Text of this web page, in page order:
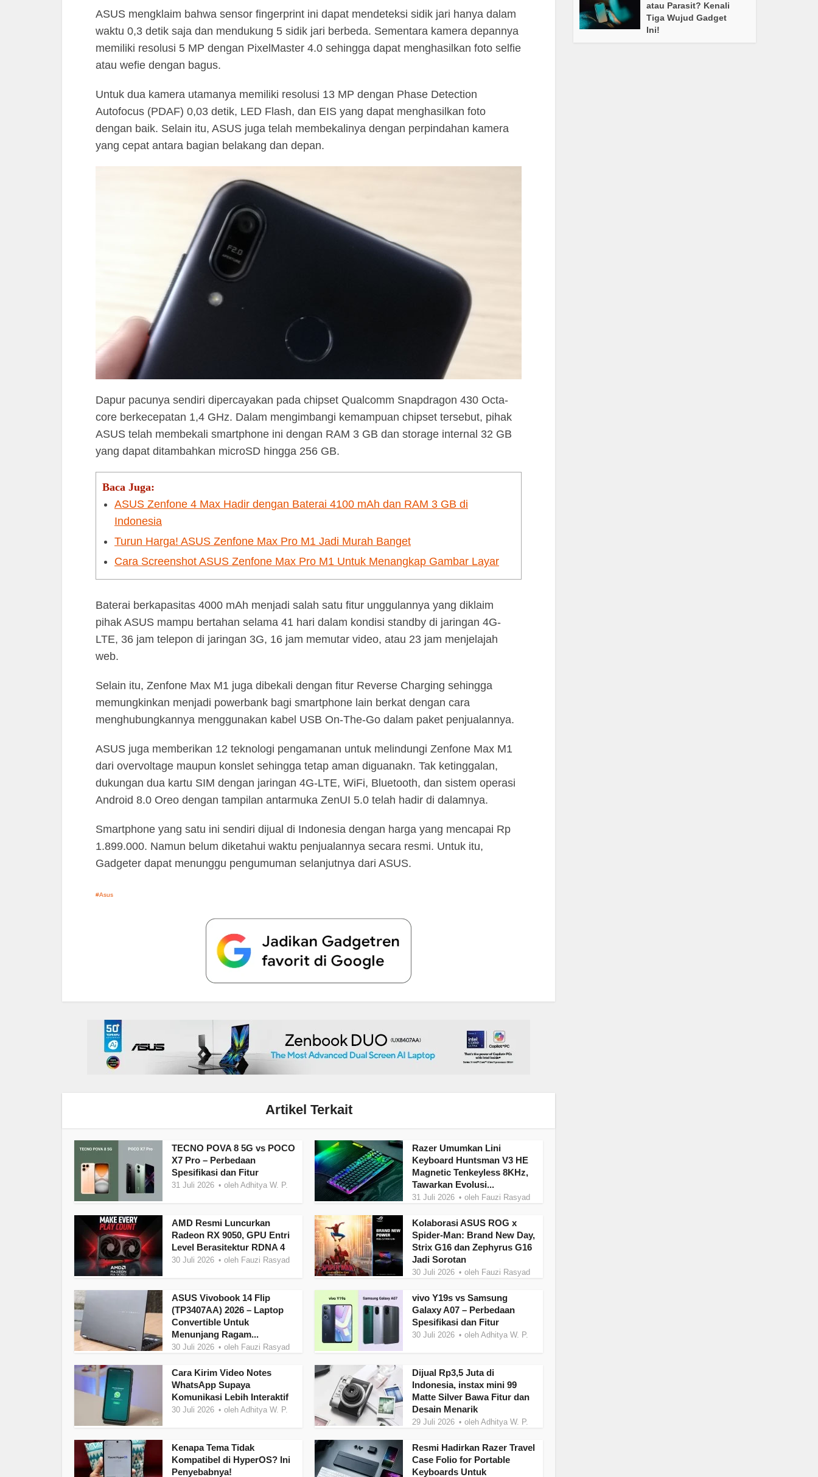
ASUS mengklaim bahwa sensor fingerprint ini dapat mendeteksi sidik jari hanya dalam
waktu 0,3 detik saja dan mendukung 5 sidik jari berbeda. Sementara kamera depannya
memiliki resolusi 5 MP dengan PixelMaster 4.0 sehingga dapat menghasilkan foto selfie
atau wefie dengan bagus.
Untuk dua kamera utamanya memiliki resolusi 13 MP dengan Phase Detection
Autofocus (PDAF) 0,03 detik, LED Flash, dan EIS yang dapat menghasilkan foto
dengan baik. Selain itu, ASUS juga telah membekalinya dengan perpindahan kamera
yang cepat antara bagian belakang dan depan.
Dapur pacunya sendiri dipercayakan pada chipset Qualcomm Snapdragon 430 Octa-
core berkecepatan 1,4 GHz. Dalam mengimbangi kemampuan chipset tersebut, pihak
ASUS telah membekali smartphone ini dengan RAM 3 GB dan storage internal 32 GB
yang dapat ditambahkan microSD hingga 256 GB.
Baca Juga:
ASUS Zenfone 4 Max Hadir dengan Baterai 4100 mAh dan RAM 3 GB di
Indonesia
Turun Harga! ASUS Zenfone Max Pro M1 Jadi Murah Banget
Cara Screenshot ASUS Zenfone Max Pro M1 Untuk Menangkap Gambar Layar
Baterai berkapasitas 4000 mAh menjadi salah satu fitur unggulannya yang diklaim
pihak ASUS mampu bertahan selama 41 hari dalam kondisi standby di jaringan 4G-
LTE, 36 jam telepon di jaringan 3G, 16 jam memutar video, atau 23 jam menjelajah
web.
Selain itu, Zenfone Max M1 juga dibekali dengan fitur Reverse Charging sehingga
memungkinkan menjadi powerbank bagi smartphone lain berkat dengan cara
menghubungkannya menggunakan kabel USB On-The-Go dalam paket penjualannya.
ASUS juga memberikan 12 teknologi pengamanan untuk melindungi Zenfone Max M1
dari overvoltage maupun konslet sehingga tetap aman diguanakn. Tak ketinggalan,
dukungan dua kartu SIM dengan jaringan 4G-LTE, WiFi, Bluetooth, dan sistem operasi
Android 8.0 Oreo dengan tampilan antarmuka ZenUI 5.0 telah hadir di dalamnya.
Smartphone yang satu ini sendiri dijual di Indonesia dengan harga yang mencapai Rp
1.899.000. Namun belum diketahui waktu penjualannya secara resmi. Untuk itu,
Gadgeter dapat menunggu pengumuman selanjutnya dari ASUS.
Asus
Artikel Terkait
TECNO POVA 8 5G vs POCO
X7 Pro – Perbedaan
Spesifikasi dan Fitur
31 Juli 2026 oleh Adhitya W. P.
Razer Umumkan Lini
Keyboard Huntsman V3 HE
Magnetic Tenkeyless 8KHz,
Tawarkan Evolusi...
31 Juli 2026 oleh Fauzi Rasyad
AMD Resmi Luncurkan
Radeon RX 9050, GPU Entri
Level Berasitektur RDNA 4
30 Juli 2026 oleh Fauzi Rasyad
Kolaborasi ASUS ROG x
Spider-Man: Brand New Day,
Strix G16 dan Zephyrus G16
Jadi Sorotan
30 Juli 2026 oleh Fauzi Rasyad
ASUS Vivobook 14 Flip
(TP3407AA) 2026 – Laptop
Convertible Untuk
Menunjang Ragam...
30 Juli 2026 oleh Fauzi Rasyad
vivo Y19s vs Samsung
Galaxy A07 – Perbedaan
Spesifikasi dan Fitur
30 Juli 2026 oleh Adhitya W. P.
Cara Kirim Video Notes
WhatsApp Supaya
Komunikasi Lebih Interaktif
30 Juli 2026 oleh Adhitya W. P.
Dijual Rp3,5 Juta di
Indonesia, instax mini 99
Matte Silver Bawa Fitur dan
Desain Menarik
29 Juli 2026 oleh Adhitya W. P.
Kenapa Tema Tidak
Kompatibel di HyperOS? Ini
Penyebabnya!
Resmi Hadirkan Razer Travel
Case Folio for Portable
Keyboards Untuk
atau Parasit? Kenali
Tiga Wujud Gadget
Ini!